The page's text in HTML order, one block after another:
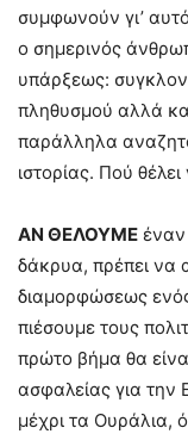
συμφωνούν γι’
ο σημερινός
υπάρξεως:
πληθυσμού αλλά
παράλληλα
ιστορίας. Πού
ΑΝ ΘΕΛΟΥΜΕ έναν
δάκρυα, πρέπει να
διαμορφώσεως
πιέσουμε τους
πρώτο βήμα θα
ασφαλείας για την
μέχρι τα Ουράλια,